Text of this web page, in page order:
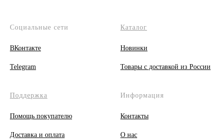
Социальные сети
ВКонтакте
Telegram
Каталог
Новинки
Товары с доставкой из России
Поддержка
Помощь покупателю
Доставка и оплата
Информация
Контакты
О нас